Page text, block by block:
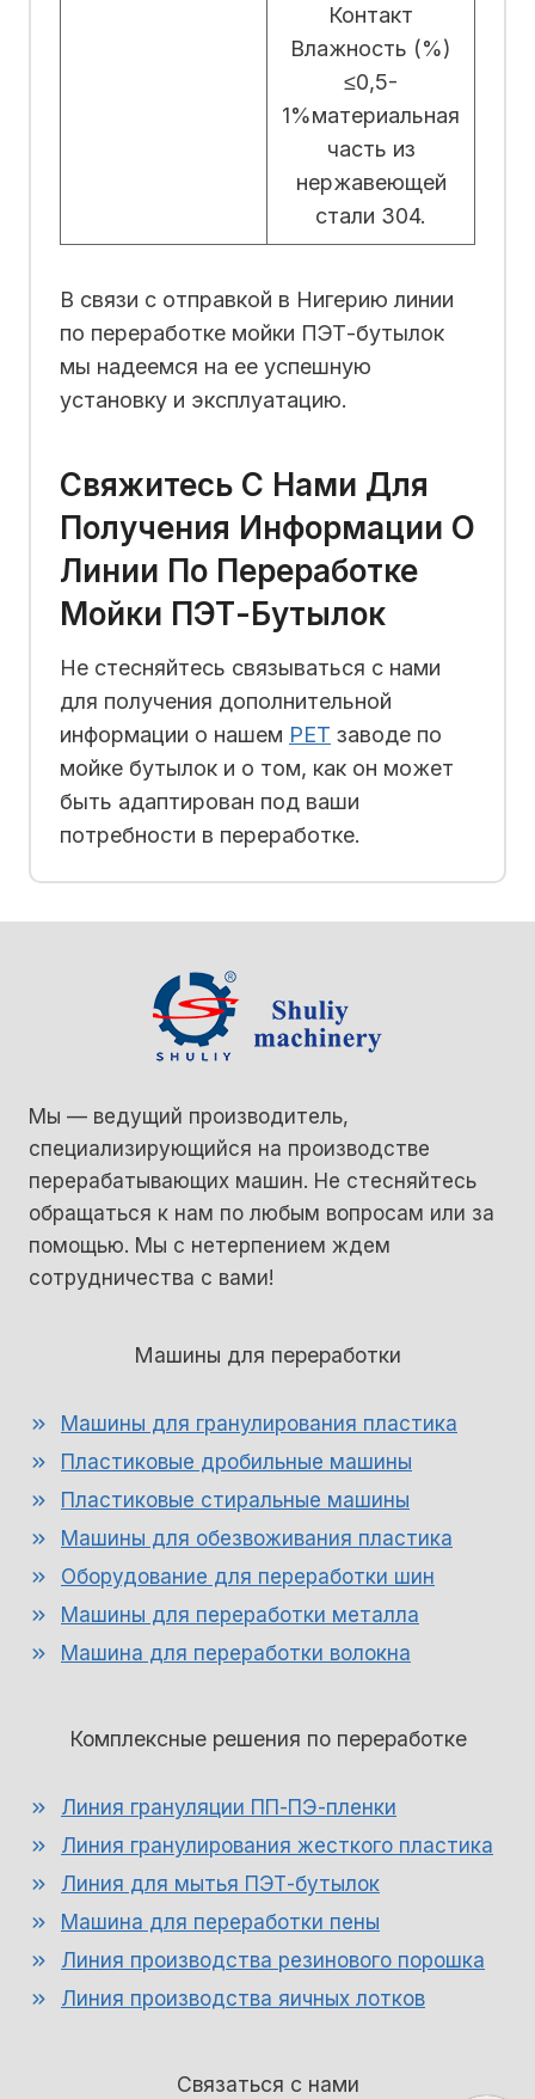
Контакт
Влажность (%)
≤0,5-
1%материальная
часть из
нержавеющей
стали 304.
В связи с отправкой в ​​Нигерию линии
по переработке мойки ПЭТ-бутылок
мы надеемся на ее успешную
установку и эксплуатацию.
Свяжитесь С Нами Для
Получения Информации О
Линии По Переработке
Мойки ПЭТ-Бутылок
Не стесняйтесь связываться с нами
для получения дополнительной
информации о нашем PET заводе по
мойке бутылок и о том, как он может
быть адаптирован под ваши
потребности в переработке.
Мы — ведущий производитель,
специализирующийся на производстве
перерабатывающих машин. Не стесняйтесь
обращаться к нам по любым вопросам или за
помощью. Мы с нетерпением ждем
сотрудничества с вами!
Машины для переработки
Машины для гранулирования пластика
Пластиковые дробильные машины
Пластиковые стиральные машины
Машины для обезвоживания пластика
Оборудование для переработки шин
Машины для переработки металла
Машина для переработки волокна
Комплексные решения по переработке
Линия грануляции ПП-ПЭ-пленки
Линия гранулирования жесткого пластика
Линия для мытья ПЭТ-бутылок
Машина для переработки пены
Линия производства резинового порошка
Линия производства яичных лотков
Связаться с нами